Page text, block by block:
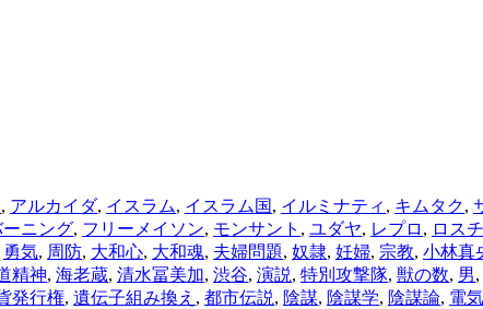
, アルカイダ, イスラム, イスラム国, イルミナティ , キムタク,
ーニング, フリーメイソン, モンサント , ユダヤ, レプロ , ロス
勇気, 周防, 大和心, 大和魂, 夫婦問題, 奴隷, 妊婦, 宗教, 小林真
精神, 海老蔵, 清水冨美加, 渋谷, 演説, 特別攻撃隊, 獣の数, 男,
発行権, 遺伝子組み換え , 都市伝説, 陰謀, 陰謀学, 陰謀論, 電